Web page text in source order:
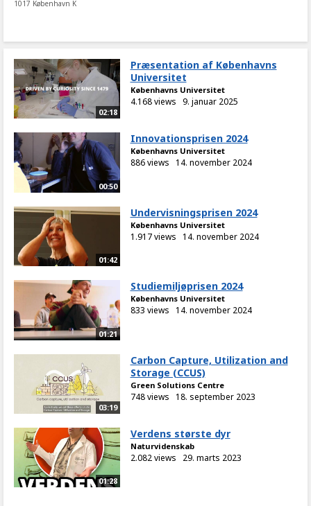
1017 København K
02:18
Præsentation af Københavns
Universitet
Københavns Universitet
4.168 views 9. januar 2025
00:50
Innovationsprisen 2024
Københavns Universitet
886 views 14. november 2024
01:42
Undervisningsprisen 2024
Københavns Universitet
1.917 views 14. november 2024
01:21
Studiemiljøprisen 2024
Københavns Universitet
833 views 14. november 2024
03:19
Carbon Capture, Utilization and
Storage (CCUS)
Green Solutions Centre
748 views 18. september 2023
01:28
Verdens største dyr
Naturvidenskab
2.082 views 29. marts 2023